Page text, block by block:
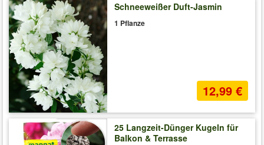
Schneeweißer Duft-Jasmin
1 Pflanze
12,99 €
25 Langzeit-Dünger Kugeln für
Balkon & Terrasse